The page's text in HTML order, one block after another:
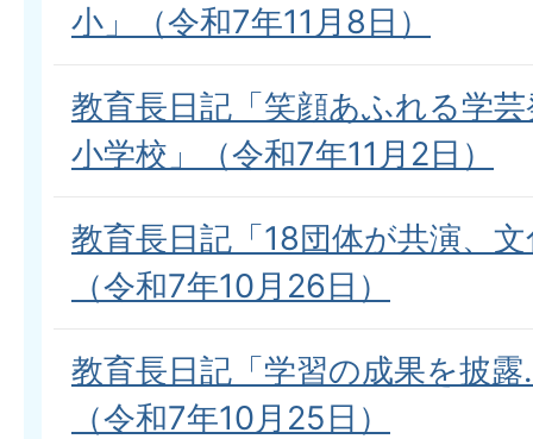
小」（令和7年11月8日）
教育長日記「笑顔あふれる学
小学校」（令和7年11月2日）
教育長日記「18団体が共演、
（令和7年10月26日）
教育長日記「学習の成果を披
（令和7年10月25日）